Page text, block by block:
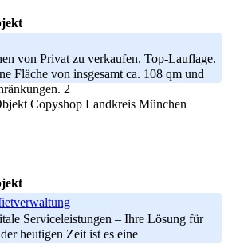
von Privat zu verkaufen. Top-Lauflage.
Fläche von insgesamt ca. 108 qm und
2
Landkreis München
Serviceleistungen – Ihre Lösung für
heutigen Zeit ist es eine